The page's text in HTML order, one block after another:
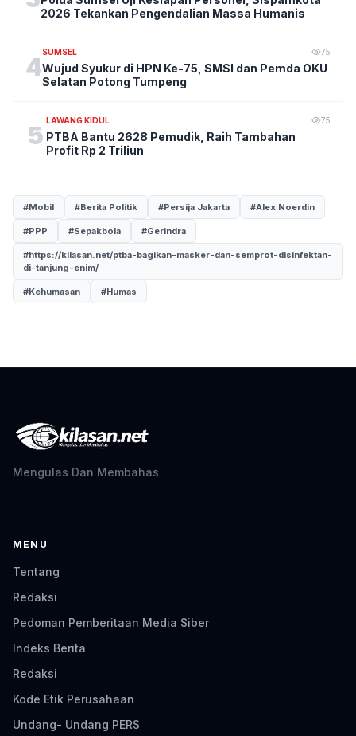
2026 Tekankan Pengendalian Massa Humanis
4
SUMSEL 75
Wujud Syukur di HPN Ke-75, SMSI dan Pemda OKU
Selatan Potong Tumpeng
5
LAWANG KIDUL 75
PTBA Bantu 2628 Pemudik, Raih Tambahan
Profit Rp 2 Triliun
#Mobil #Berita Politik #Persija Jakarta #Alex Noerdin
#PPP #Sepakbola #Gerindra
#https://kilasan.net/ptba-bagikan-masker-dan-semprot-disinfektan-
di-tanjung-enim/
#Kehumasan #Humas
Mengulas Dan Membahas
MENU
Tentang
Redaksi
Pedoman Pemberitaan Media Siber
Indeks Berita
Redaksi
Kode Etik Perusahaan
Undang- Undang PERS